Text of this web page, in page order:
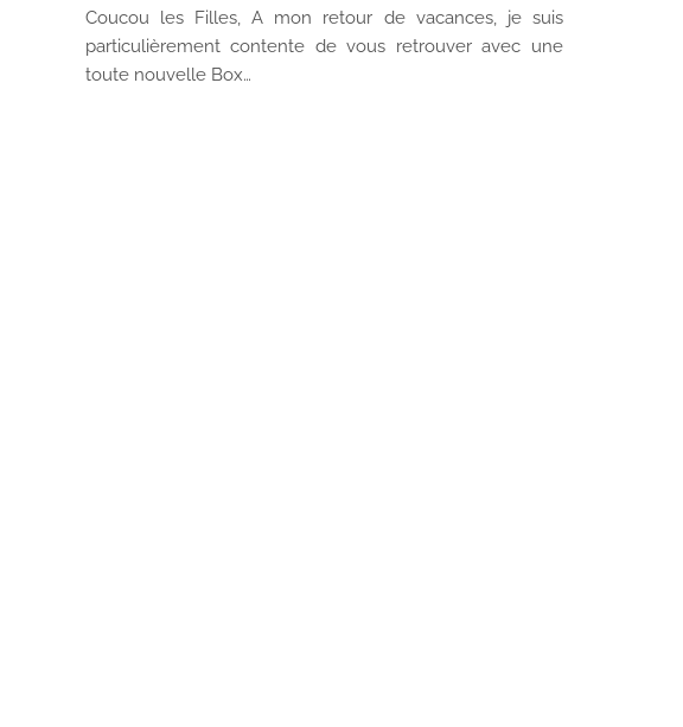
Coucou les Filles, A mon retour de vacances, je suis
particulièrement contente de vous retrouver avec une
toute nouvelle Box…